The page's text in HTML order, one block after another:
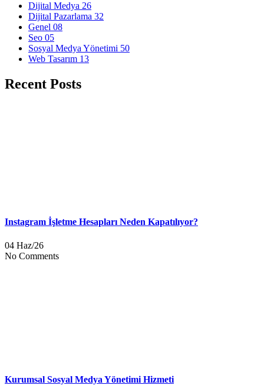
Dijital Medya 26
Dijital Pazarlama 32
Genel 08
Seo 05
Sosyal Medya Yönetimi 50
Web Tasarım 13
Recent Posts
Instagram İşletme Hesapları Neden Kapatılıyor?
04 Haz/26
No Comments
Kurumsal Sosyal Medya Yönetimi Hizmeti